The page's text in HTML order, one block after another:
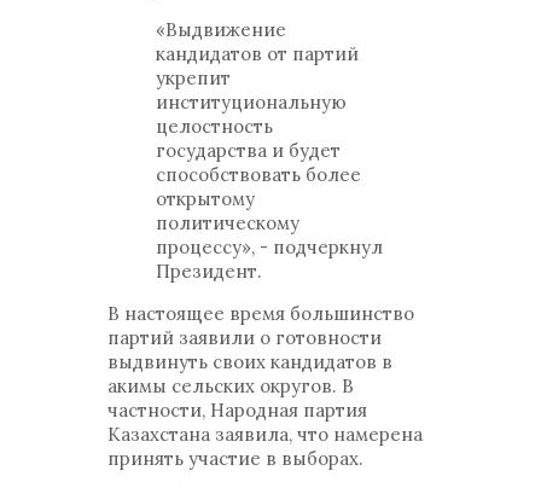
«Выдвижение
кандидатов от партий
укрепит
институциональную
целостность
государства и будет
способствовать более
открытому
политическому
процессу», - подчеркнул
Президент.
В настоящее время большинство
партий заявили о готовности
выдвинуть своих кандидатов в
акимы сельских округов. В
частности, Народная партия
Казахстана заявила, что намерена
принять участие в выборах.